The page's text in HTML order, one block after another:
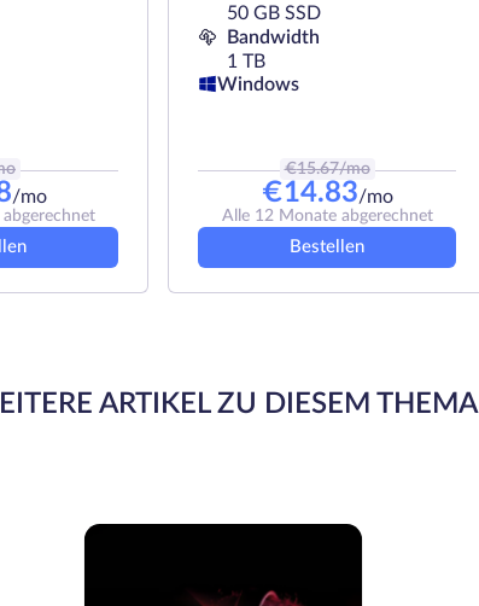
/mo
50 GB SSD
Bandwidth
1 TB
Windows
€15.67/mo
€14.83/mo
Alle 12 Monate abgerechnet
Bestellen
ARTIKEL ZU DIESEM THEMA